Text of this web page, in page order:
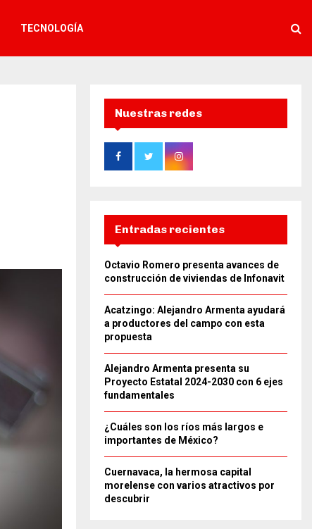
TECNOLOGÍA
Nuestras redes
Entradas recientes
Octavio Romero presenta avances de
construcción de viviendas de Infonavit
Acatzingo: Alejandro Armenta ayudará
a productores del campo con esta
propuesta
Alejandro Armenta presenta su
Proyecto Estatal 2024-2030 con 6 ejes
fundamentales
¿Cuáles son los ríos más largos e
importantes de México?
Cuernavaca, la hermosa capital
morelense con varios atractivos por
descubrir